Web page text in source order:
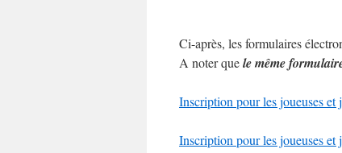
Ci-après, les formulaires
A noter quele même
Inscription pour les joueuses et
Inscription pour les joueuses et